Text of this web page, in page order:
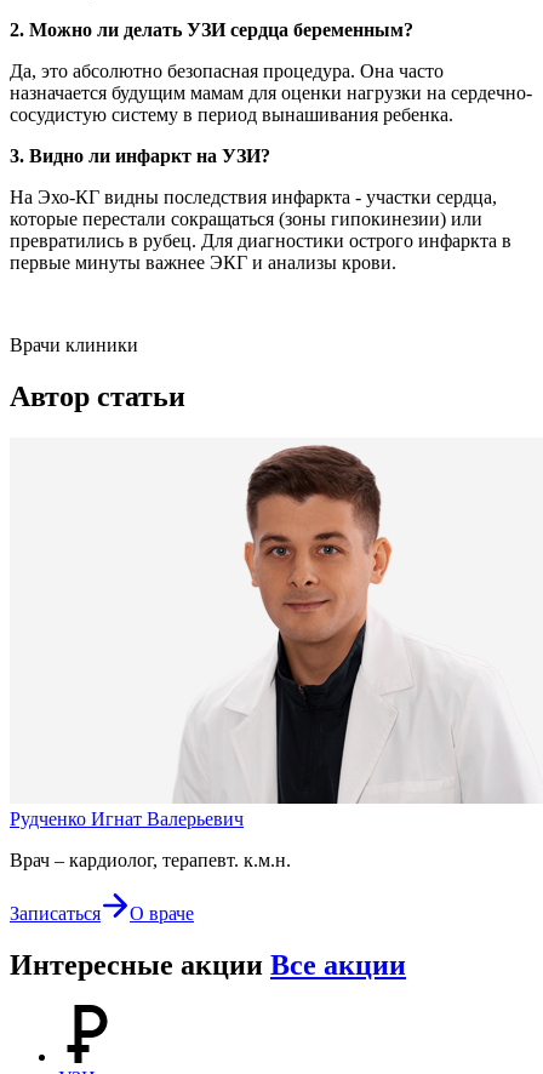
2. Можно ли делать УЗИ сердца беременным?
Да, это абсолютно безопасная процедура. Она часто
назначается будущим мамам для оценки нагрузки на сердечно-
сосудистую систему в период вынашивания ребенка.
3. Видно ли инфаркт на УЗИ?
На Эхо-КГ видны последствия инфаркта - участки сердца,
которые перестали сокращаться (зоны гипокинезии) или
превратились в рубец. Для диагностики острого инфаркта в
первые минуты важнее ЭКГ и анализы крови.
Врачи клиники
Автор статьи
Рудченко Игнат Валерьевич
Врач – кардиолог, терапевт. к.м.н.
Записаться О враче
Интересные акции Все акции